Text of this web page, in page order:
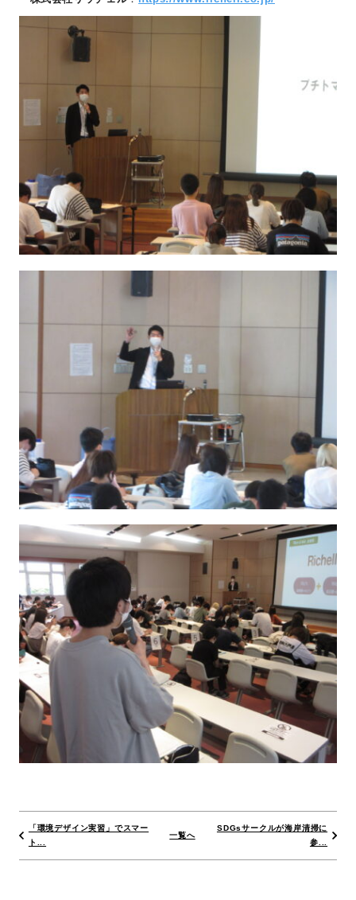
「環境デザイン実習」でスマー
ト...
一覧へ
SDGsサークルが海岸清掃に
参...